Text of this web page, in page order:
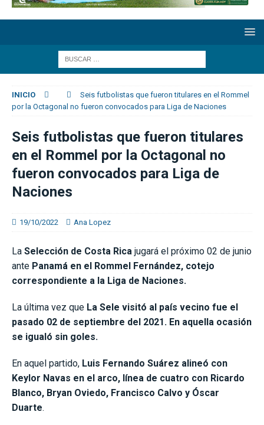
INICIO
Seis futbolistas que fueron titulares en el Rommel
por la Octagonal no fueron convocados para Liga de Naciones
Seis futbolistas que fueron titulares
en el Rommel por la Octagonal no
fueron convocados para Liga de
Naciones
19/10/2022 Ana Lopez
La Selección de Costa Rica jugará el próximo 02 de junio
ante Panamá en el Rommel Fernández, cotejo
correspondiente a la Liga de Naciones.
La última vez que La Sele visitó al país vecino fue el
pasado 02 de septiembre del 2021. En aquella ocasión
se igualó sin goles.
En aquel partido, Luis Fernando Suárez alineó con
Keylor Navas en el arco, línea de cuatro con Ricardo
Blanco, Bryan Oviedo, Francisco Calvo y Óscar
Duarte.